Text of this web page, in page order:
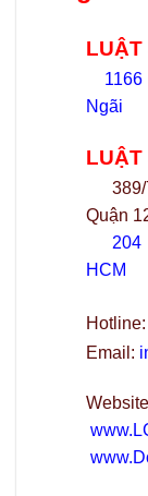
LUẬT
1166
Ngãi
LUẬT
389/
Quận
204
HCM
Hotline:
Email: